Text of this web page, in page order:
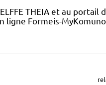
THEIA et au portail
ligne Formeis-